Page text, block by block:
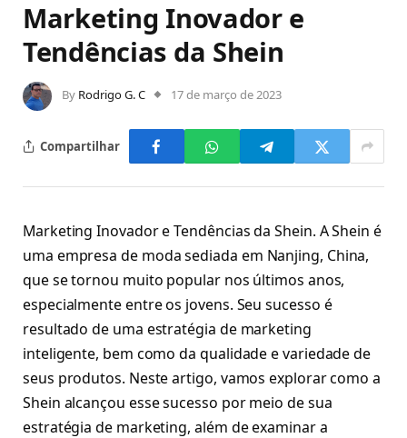
Marketing Inovador e
Tendências da Shein
By Rodrigo G. C 17 de março de 2023
Compartilhar
Marketing Inovador e Tendências da Shein. A Shein é
uma empresa de moda sediada em Nanjing, China,
que se tornou muito popular nos últimos anos,
especialmente entre os jovens. Seu sucesso é
resultado de uma estratégia de marketing
inteligente, bem como da qualidade e variedade de
seus produtos. Neste artigo, vamos explorar como a
Shein alcançou esse sucesso por meio de sua
estratégia de marketing, além de examinar a